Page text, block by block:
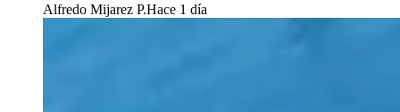
Alfredo Mijarez P.Hace 1 día